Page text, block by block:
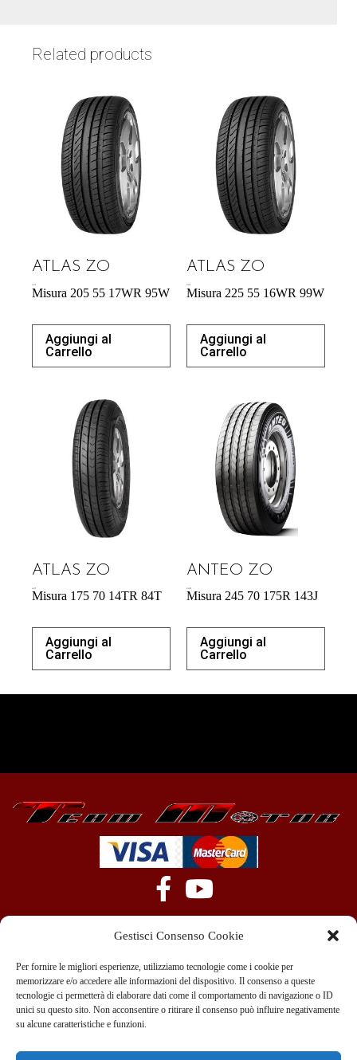
Gestisci Consenso Cookie
Per fornire le migliori esperienze, utilizziamo tecnologie come i cookie per
memorizzare e/o accedere alle informazioni del dispositivo. Il consenso a queste
tecnologie ci permetterà di elaborare dati come il comportamento di navigazione o ID
unici su questo sito. Non acconsentire o ritirare il consenso può influire negativamente
su alcune caratteristiche e funzioni.
Related products
ATLAS ZO
Misura 205 55 17WR 95W
Aggiungi al
Carrello
ATLAS ZO
Misura 225 55 16WR 99W
Aggiungi al
Carrello
ATLAS ZO
Misura 175 70 14TR 84T
Aggiungi al
Carrello
ANTEO ZO
Misura 245 70 175R 143J
Aggiungi al
Carrello
+39 351 970 89 33
info@teammotor.it